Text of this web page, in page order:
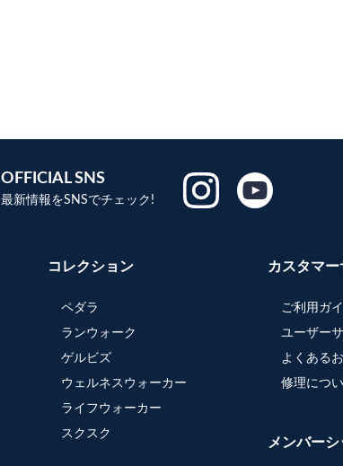
OFFICIAL SNS
最新情報をSNSでチェック!
コレクション
ペダラ
ランウォーク
ゲルビズ
ウェルネスウォーカー
ライフウォーカー
スクスク
カスタマ
ご利用ガ
ユーザー
よくある
修理につ
メンバーシ